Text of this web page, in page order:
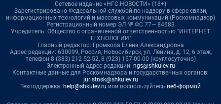
Сетевое издание «НГС.НОВОСТИ» (18+)
Зарегистрировано Федеральной службой по надзору в сфере связи,
информационных технологий и массовых коммуникаций (Роскомнадзор)
Регистрационный номер ЭЛ № ФС 77— 84683
Учредитель: Общество с ограниченной ответственностью "ИНТЕРНЕТ
ТЕХНОЛОГИИ"
Главный редактор: Громкова Елена Александровна
Адрес редакции: 630099, Россия, Новосибирск, ул. Ленина, д. 12, 6 этаж,
телефон 8 (383) 212-52-52, 8 (923) 157-00-00 (круглосуточно)
Электронный адрес редакции: ngs@shkulev.ru
Контактные данные для Роскомнадзора и государственных органов:
juristnsk@shkulev.ru
Техподдержка: help@shkulev.ru или воспользуйтесь веб-формой